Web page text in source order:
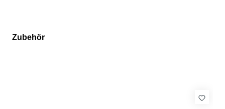
Produktgalerie überspringen
Zubehör